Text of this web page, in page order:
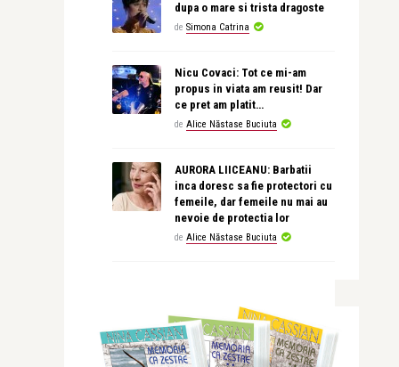
dupa o mare si trista dragoste
de Simona Catrina
Nicu Covaci: Tot ce mi-am
propus in viata am reusit! Dar
ce pret am platit…
de Alice Năstase Buciuta
AURORA LIICEANU: Barbatii
inca doresc sa fie protectori cu
femeile, dar femeile nu mai au
nevoie de protectia lor
de Alice Năstase Buciuta